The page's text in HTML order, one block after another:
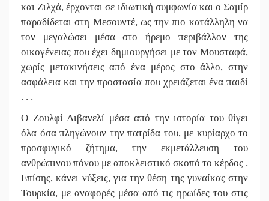
και Ζιλχά, έρχονται σε ιδιωτική συμφωνία και ο Σαμίρ
παραδίδεται στη Μεσουντέ, ως την πιο κατάλληλη να
τον μεγαλώσει μέσα στο ήρεμο περιβάλλον της
οικογένειας που έχει δημιουργήσει με τον Μουσταφά,
χωρίς μετακινήσεις από ένα μέρος στο άλλο, στην
ασφάλεια και την προστασία που χρειάζεται ένα παιδί
. . .
Ο Ζουλφί Λιβανελί μέσα από την ιστορία του θίγει
όλα όσα πληγώνουν την πατρίδα του, με κυρίαρχο το
προσφυγικό ζήτημα, την εκμετάλλευση του
ανθρώπινου πόνου με αποκλειστικό σκοπό το κέρδος .
Επίσης, κάνει νύξεις, για την θέση της γυναίκας στην
Τουρκία, με αναφορές μέσα από τις ηρωίδες του στις